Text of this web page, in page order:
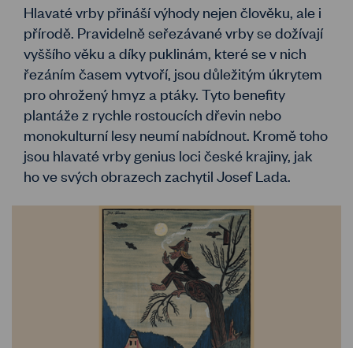
Hlavaté vrby přináší výhody nejen člověku, ale i
přírodě. Pravidelně seřezávané vrby se dožívají
vyššího věku a díky puklinám, které se v nich
řezáním časem vytvoří, jsou důležitým úkrytem
pro ohrožený hmyz a ptáky. Tyto benefity
plantáže z rychle rostoucích dřevin nebo
monokulturní lesy neumí nabídnout. Kromě toho
jsou hlavaté vrby genius loci české krajiny, jak
ho ve svých obrazech zachytil Josef Lada.